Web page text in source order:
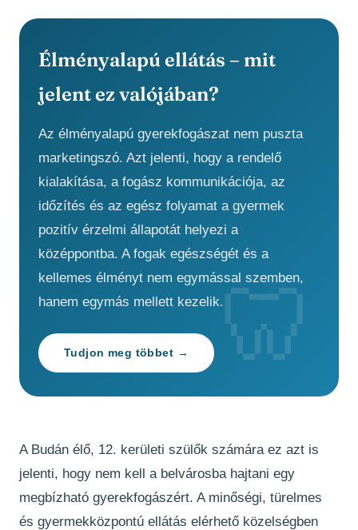
Élményalapú ellátás – mit
jelent ez valójában?
Az élményalapú gyerekfogászat nem puszta
marketingszó. Azt jelenti, hogy a rendelő
kialakítása, a fogász kommunikációja, az
időzítés és az egész folyamat a gyermek
pozitív érzelmi állapotát helyezi a
középpontba. A fogak egészségét és a
kellemes élményt nem egymással szemben,
hanem egymás mellett kezelik.
Tudjon meg többet →
A Budán élő, 12. kerületi szülők számára ez azt is
jelenti, hogy nem kell a belvárosba hajtani egy
megbízható gyerekfogászért. A minőségi, türelmes
és gyermekközpontú ellátás elérhető közelségben